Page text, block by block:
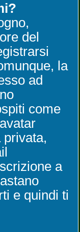
del
la
ad
come
a
e quindi ti